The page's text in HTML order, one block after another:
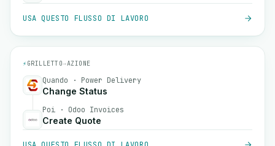
USA QUESTO FLUSSO DI LAVORO
⚡ GRILLETTO→AZIONE
Quando · Power Delivery
Change Status
Poi · Odoo Invoices
Create Quote